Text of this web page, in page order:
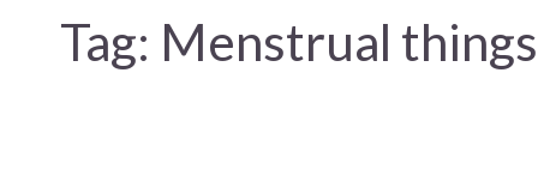
Tag: Menstrual things